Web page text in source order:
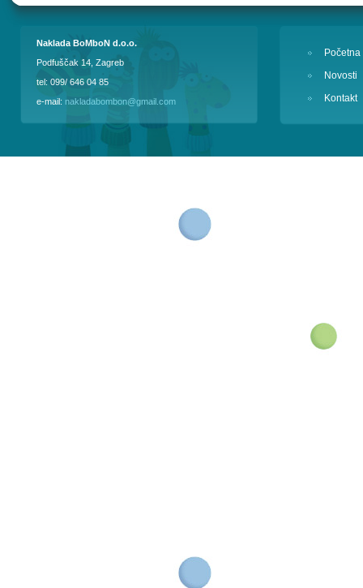
Naklada BoMboN d.o.o.
Podfuščak 14, Zagreb
tel: 099/ 646 04 85
e-mail: nakladabombon@gmail.com
Početna
Novosti
Kontakt